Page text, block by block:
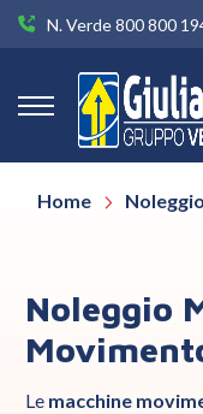
N. Verde 800 800
Home Noleggio
Noleggio
Le macchine